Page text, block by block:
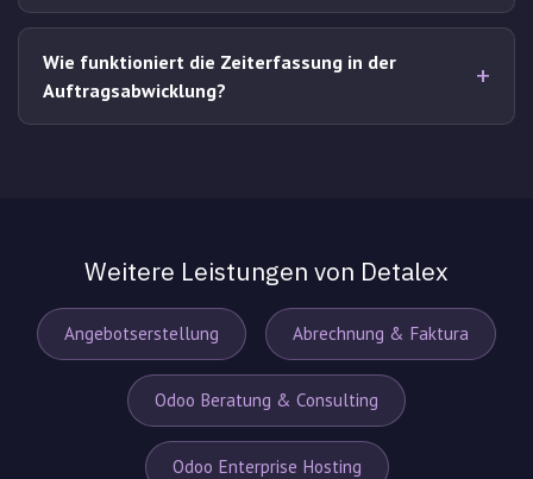
Wie funktioniert die Zeiterfassung in der
Auftragsabwicklung?
Weitere Leistungen von Detalex
Angebotserstellung Abrechnung & Faktura
Odoo Beratung & Consulting
Odoo Enterprise Hosting